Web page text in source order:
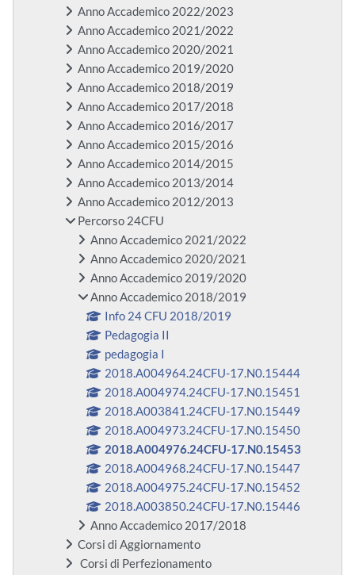
Anno Accademico 2022/2023
Anno Accademico 2021/2022
Anno Accademico 2020/2021
Anno Accademico 2019/2020
Anno Accademico 2018/2019
Anno Accademico 2017/2018
Anno Accademico 2016/2017
Anno Accademico 2015/2016
Anno Accademico 2014/2015
Anno Accademico 2013/2014
Anno Accademico 2012/2013
Percorso 24CFU
Anno Accademico 2021/2022
Anno Accademico 2020/2021
Anno Accademico 2019/2020
Anno Accademico 2018/2019
Info 24 CFU 2018/2019
Pedagogia II
pedagogia I
2018.A004964.24CFU-17.N0.15444
2018.A004974.24CFU-17.N0.15451
2018.A003841.24CFU-17.N0.15449
2018.A004973.24CFU-17.N0.15450
2018.A004976.24CFU-17.N0.15453
2018.A004968.24CFU-17.N0.15447
2018.A004975.24CFU-17.N0.15452
2018.A003850.24CFU-17.N0.15446
Anno Accademico 2017/2018
Corsi di Aggiornamento
Corsi di Perfezionamento